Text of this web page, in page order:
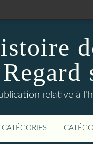
Regard
relative à
CATÉGORIES